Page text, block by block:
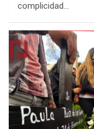
complicidad…